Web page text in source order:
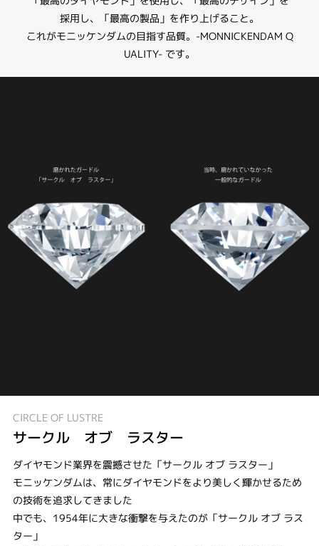
採用し、「最高の製品」を作り上げること。
これがモニッケンダムの目指す品質。-MONNICKENDAM Q
UALITY- です。
CIRCLE OF LUSTRE
サークル オブ ラスター
ダイヤモンド業界を震撼させた「サークル オブ ラスター」
モニッケンダムは、常にダイヤモンドをより美しく輝かせるため
の技術を追求してきました
中でも、1954年に大きな衝撃を与えたのが「サークル オブ ラス
ター」